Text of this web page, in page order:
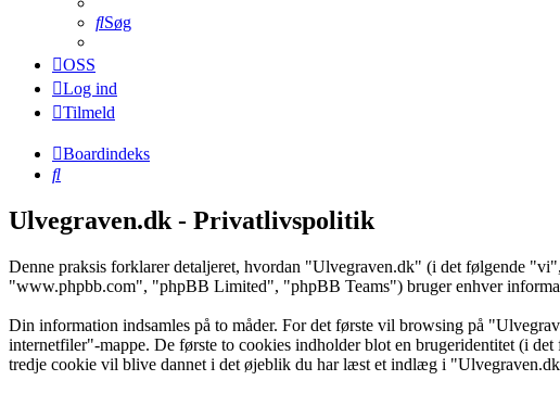
Søg
OSS
Log ind
Tilmeld
Boardindeks
Søg
Ulvegraven.dk - Privatlivspolitik
Denne praksis forklarer detaljeret, hvordan "Ulvegraven.dk" (i det følgende
"www.phpbb.com", "phpBB Limited", "phpBB Teams") bruger enhver
Din information indsamles på to måder. For det første vil browsing på
internetfiler"-mappe. De første to cookies indholder blot en brugeridentitet (i
tredje cookie vil blive dannet i det øjeblik du har læst et indlæg i